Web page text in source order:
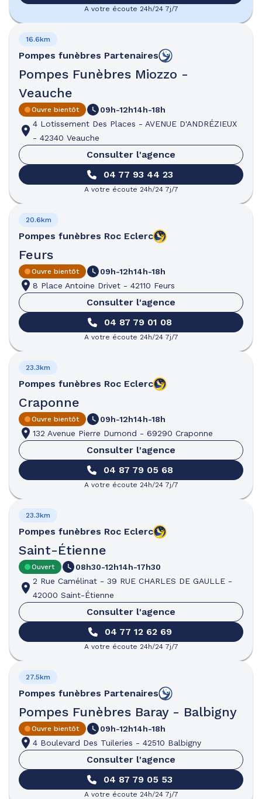
A votre écoute 24h/24 7j/7
Pompes funèbres Partenaires
Pompes Funèbres Miozzo -
Veauche
16.6km
Ouvre bientôt 09h-12h14h-18h
4 Lotissement Des Places - AVENUE D'ANDRÉZIEUX
- 42340 Veauche
Consulter l'agence
04 77 93 44 23
A votre écoute 24h/24 7j/7
Pompes funèbres Roc Eclerc
Feurs
20.6km
Ouvre bientôt 09h-12h14h-18h
8 Place Antoine Drivet - 42110 Feurs
Consulter l'agence
04 87 79 01 08
A votre écoute 24h/24 7j/7
Pompes funèbres Roc Eclerc
Craponne
23.3km
Ouvre bientôt 09h-12h14h-18h
132 Avenue Pierre Dumond - 69290 Craponne
Consulter l'agence
04 87 79 05 68
A votre écoute 24h/24 7j/7
Pompes funèbres Roc Eclerc
Saint-Étienne
23.3km
Ouvert 08h30-12h14h-17h30
2 Rue Camélinat - 39 RUE CHARLES DE GAULLE -
42000 Saint-Étienne
Consulter l'agence
04 77 12 62 69
A votre écoute 24h/24 7j/7
Pompes funèbres Partenaires
Pompes Funèbres Baray - Balbigny
27.5km
Ouvre bientôt 09h-12h14h-18h
4 Boulevard Des Tuileries - 42510 Balbigny
Consulter l'agence
04 87 79 05 53
A votre écoute 24h/24 7j/7